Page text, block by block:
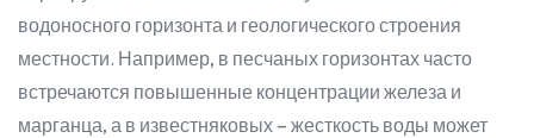
водоносного горизонта и геологического строения
местности. Например, в песчаных горизонтах часто
встречаются повышенные концентрации железа и
марганца, а в известняковых – жесткость воды может